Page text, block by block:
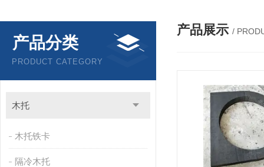
产品分类
PRODUCT CATEGORY
木托
木托铁卡
隔冷木托
产品展示 /